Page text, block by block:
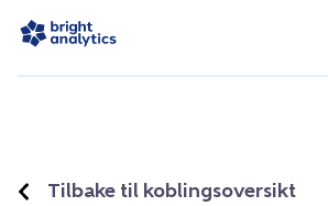
Tilbake til koblingsoversikt